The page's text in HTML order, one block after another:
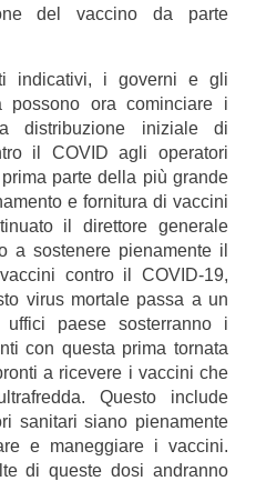
del vaccino da parte
indicativi, i governi e gli
possono ora cominciare i
distribuzione iniziale di
il COVID agli operatori
parte della più grande
e fornitura di vaccini
il direttore generale
a sostenere pienamente il
contro il COVID-19,
virus mortale passa a un
paese sosterranno i
con questa prima tornata
a ricevere i vaccini che
Questo include
sanitari siano pienamente
e maneggiare i vaccini.
di queste dosi andranno